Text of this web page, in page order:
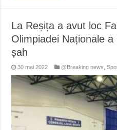
La Reșița a avut loc
Olimpiadei Naționale
șah
30 mai 2022 @Breaking news ,